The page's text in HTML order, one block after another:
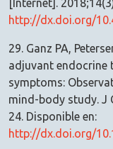
[Internet].
http://dx.doi.org/
29. Ganz PA,
adjuvant endocrine
symptoms:
mind-body study. J
24. Disponible en:
http://dx.doi.org/